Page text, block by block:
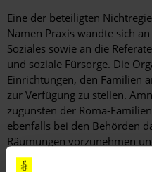
Eine der beteiligten
Namen Praxis wandte sich
Soziales sowie an die
und soziale Fürsorge. Die
Einrichtungen, den Familien
zur Verfügung zu stellen.
zugunsten der Roma-
ebenfalls bei den Behörden
Räumungen vorzunehmen
angemessene